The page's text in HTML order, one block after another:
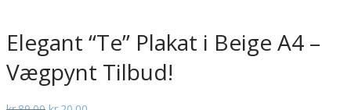
Elegant “Te” Plakat i Beige A4 –
Vægpynt Tilbud!